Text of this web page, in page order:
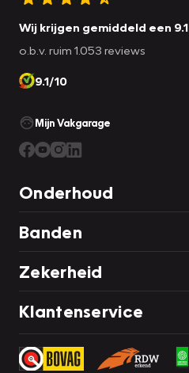
Wij krijgen gemiddeld een 9.1
o.b.v. ruim 1.053 reviews
9.1/10
Mijn Vakgarage
Onderhoud
Banden
Zekerheid
Klantenservice